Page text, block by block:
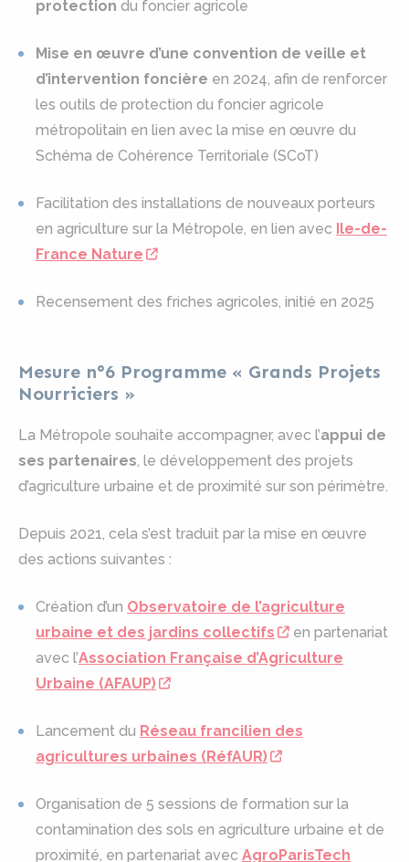
protection du foncier agricole
Mise en œuvre d’une convention de veille et
d’intervention foncière en 2024, afin de renforcer
les outils de protection du foncier agricole
métropolitain en lien avec la mise en œuvre du
Schéma de Cohérence Territoriale (SCoT)
Facilitation des installations de nouveaux porteurs
en agriculture sur la Métropole, en lien avec Ile-de-
France Nature
Recensement des friches agricoles, initié en 2025
Mesure n°6 Programme « Grands Projets
Nourriciers »
La Métropole souhaite accompagner, avec l’appui de
ses partenaires, le développement des projets
d’agriculture urbaine et de proximité sur son périmètre.
Depuis 2021, cela s’est traduit par la mise en œuvre
des actions suivantes :
Création d’un Observatoire de l’agriculture
urbaine et des jardins collectifs
en partenariat
avec l’Association Française d’Agriculture
Urbaine (AFAUP)
Lancement du Réseau francilien des
agricultures urbaines (RéfAUR)
Organisation de 5 sessions de formation sur la
contamination des sols en agriculture urbaine et de
proximité, en partenariat avec AgroParisTech